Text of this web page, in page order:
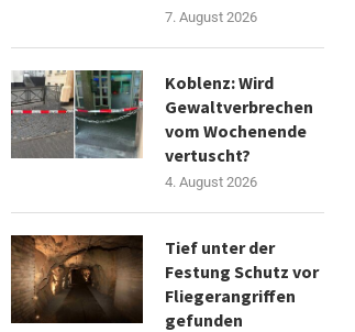
7. August 2026
Koblenz: Wird
Gewaltverbrechen
vom Wochenende
vertuscht?
4. August 2026
Tief unter der
Festung Schutz vor
Fliegerangriffen
gefunden